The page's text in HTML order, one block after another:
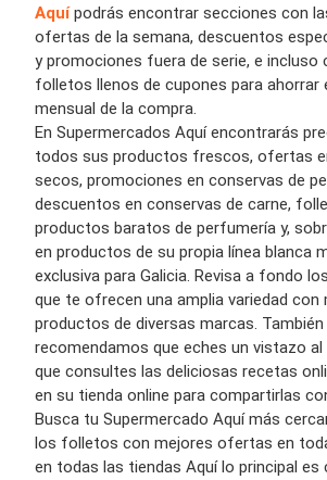
Aquípodrás encontrar secciones con
ofertas de la semana, descuentos
y promociones fuera de serie, e incluso
folletos llenos de cupones para
mensual de la compra.
En Supermercados Aquí encontrarás
todos sus productos frescos, ofertas
secos, promociones en conservas de
descuentos en conservas de carne,
productos baratos de perfumería y,
en productos de su propia línea blanca
exclusiva para Galicia. Revisa a fondo
que te ofrecen una amplia variedad con
productos de diversas marcas.
recomendamos que eches un vistazo
que consultes las deliciosas recetas
en su tienda online para compartirlas
Busca tu Supermercado Aquí más
los folletos con mejores ofertas en
en todas las tiendas Aquí lo principal es